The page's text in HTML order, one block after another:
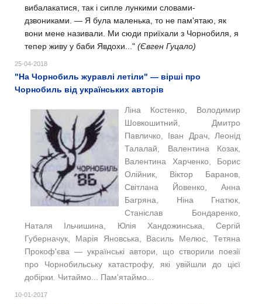
вибалакатися, так і сипле лункими словами-
дзвониками. — Я була маленька, то не пам'ятаю, як
вони мене називали. Ми сюди приїхали з Чорнобиля, я
тепер живу у баби Явдохи ..." (Євген Гуцало)
25-04-2018
"На Чорнобиль журавлі летіли" — вірші про
Чорнобиль від українських авторів
Ліна Костенко, Володимир
Шовкошитний, Дмитро
Павличко, Іван Драч, Леонід
Талалай, Валентина Козак,
Валентина Харченко, Борис
Олійник, Віктор Баранов,
Світлана Йовенко, Анна
Багряна, Ніна Гнатюк,
Станіслав Бондаренко,
Наталя Ільчишина, Юлія Хандожинська, Сергій
Губерначук, Марія Яновська, Василь Мелюс, Тетяна
Прокоф'єва — українські автори, що створили поезії
про Чорнобильську катастрофу, які увійшли до цієї
добірки. Читаймо... Пам'ятаймо...
10-01-2017